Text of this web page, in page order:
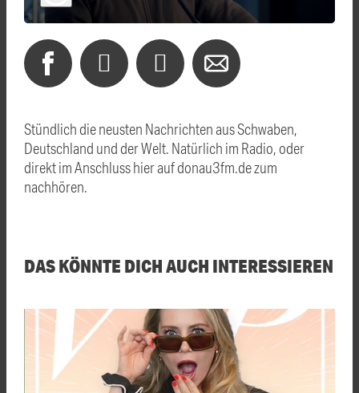
Stündlich die neusten Nachrichten aus Schwaben,
Deutschland und der Welt. Natürlich im Radio, oder
direkt im Anschluss hier auf donau3fm.de zum
nachhören.
DAS KÖNNTE DICH AUCH INTERESSIEREN